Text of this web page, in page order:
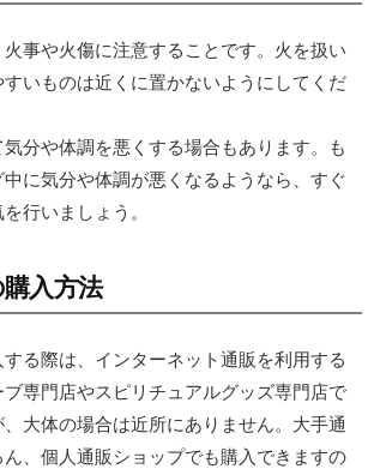
事や火傷に注意することです。火を扱い
すいものは近くに置かないようにしてくだ
分や体調を悪くする場合もあります。も
中に気分や体調が悪くなるようなら、すぐ
行いましょう。
入方法
る際は、インターネット通販を利用する
専門店やスピリチュアルグッズ専門店で
大体の場合は近所にありません。大手通
、個人通販ショップでも購入できますの